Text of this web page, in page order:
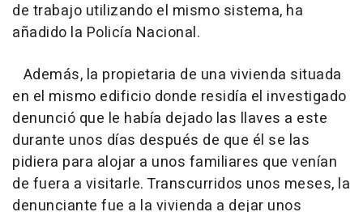
de trabajo utilizando el mismo sistema, ha
añadido la Policía Nacional.
Además, la propietaria de una vivienda situada
en el mismo edificio donde residía el investigado
denunció que le había dejado las llaves a este
durante unos días después de que él se las
pidiera para alojar a unos familiares que venían
de fuera a visitarle. Transcurridos unos meses, la
denunciante fue a la vivienda a dejar unos